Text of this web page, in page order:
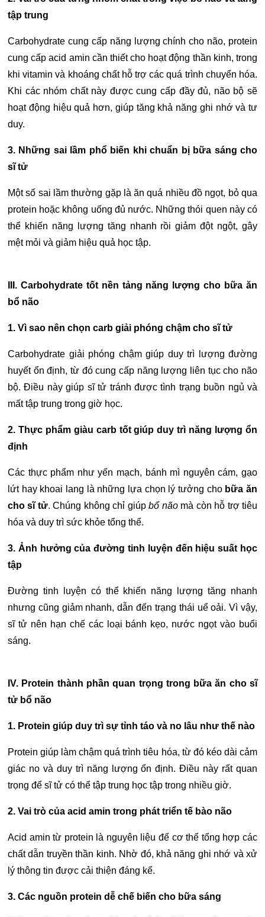
tập trung
Carbohydrate cung cấp năng lượng chính cho não, protein
cung cấp acid amin cần thiết cho hoạt động thần kinh, trong
khi vitamin và khoáng chất hỗ trợ các quá trình chuyển hóa.
Khi các nhóm chất này được cung cấp đầy đủ, não bộ sẽ
hoạt động hiệu quả hơn, giúp tăng khả năng ghi nhớ và tư
duy.
3. Những sai lầm phổ biến khi chuẩn bị bữa sáng cho
sĩ tử
Một số sai lầm thường gặp là ăn quá nhiều đồ ngọt, bỏ qua
protein hoặc không uống đủ nước. Những thói quen này có
thể khiến năng lượng tăng nhanh rồi giảm đột ngột, gây
mệt mỏi và giảm hiệu quả học tập.
III. Carbohydrate tốt nền tảng năng lượng cho bữa ăn
bổ não
1. Vì sao nên chọn carb giải phóng chậm cho sĩ tử
Carbohydrate giải phóng chậm giúp duy trì lượng đường
huyết ổn định, từ đó cung cấp năng lượng liên tục cho não
bộ. Điều này giúp sĩ tử tránh được tình trạng buồn ngủ và
mất tập trung trong giờ học.
2. Thực phẩm giàu carb tốt giúp duy trì năng lượng ổn
định
Các thực phẩm như yến mạch, bánh mì nguyên cám, gạo
lứt hay khoai lang là những lựa chọn lý tưởng cho bữa ăn
cho sĩ tử. Chúng không chỉ giúpbổ nãomà còn hỗ trợ tiêu
hóa và duy trì sức khỏe tổng thể.
3. Ảnh hưởng của đường tinh luyện đến hiệu suất học
tập
Đường tinh luyện có thể khiến năng lượng tăng nhanh
nhưng cũng giảm nhanh, dẫn đến trạng thái uể oải. Vì vậy,
sĩ tử nên hạn chế các loại bánh kẹo, nước ngọt vào buổi
sáng.
IV. Protein thành phần quan trọng trong bữa ăn cho sĩ
tử bổ não
1. Protein giúp duy trì sự tỉnh táo và no lâu như thế nào
Protein giúp làm chậm quá trình tiêu hóa, từ đó kéo dài cảm
giác no và duy trì năng lượng ổn định. Điều này rất quan
trọng để sĩ tử có thể tập trung học tập trong nhiều giờ.
2. Vai trò của acid amin trong phát triển tế bào não
Acid amin từ protein là nguyên liệu để cơ thể tổng hợp các
chất dẫn truyền thần kinh. Nhờ đó, khả năng ghi nhớ và xử
lý thông tin được cải thiện đáng kể.
3. Các nguồn protein dễ chế biến cho bữa sáng